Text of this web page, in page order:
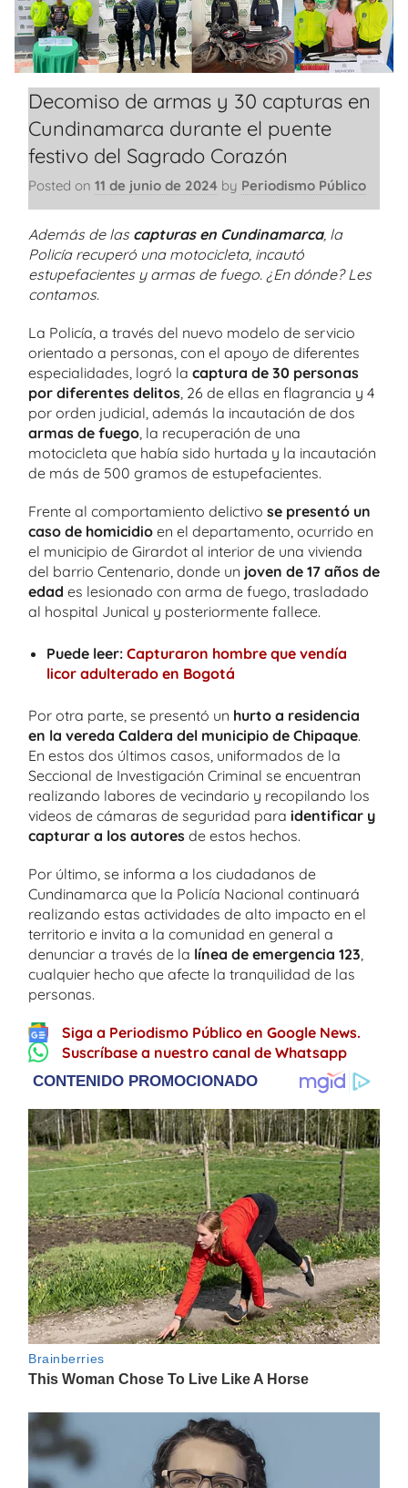
Decomiso de armas y 30 capturas en
Cundinamarca durante el puente
festivo del Sagrado Corazón
Posted on 11 de junio de 2024 by Periodismo Público
Además de las capturas en Cundinamarca, la
Policía recuperó una motocicleta, incautó
estupefacientes y armas de fuego. ¿En dónde? Les
contamos.
La Policía, a través del nuevo modelo de servicio
orientado a personas, con el apoyo de diferentes
especialidades, logró la captura de 30 personas
por diferentes delitos , 26 de ellas en flagrancia y 4
por orden judicial, además la incautación de dos
armas de fuego , la recuperación de una
motocicleta que había sido hurtada y la incautación
de más de 500 gramos de estupefacientes.
Frente al comportamiento delictivo se presentó un
caso de homicidio en el departamento, ocurrido en
el municipio de Girardot al interior de una vivienda
del barrio Centenario, donde un joven de 17 años de
edad es lesionado con arma de fuego, trasladado
al hospital Junical y posteriormente fallece.
Puede leer: Capturaron hombre que vendía
licor adulterado en Bogotá
Por otra parte, se presentó un hurto a residencia
en la vereda Caldera del municipio de Chipaque.
En estos dos últimos casos, uniformados de la
Seccional de Investigación Criminal se encuentran
realizando labores de vecindario y recopilando los
videos de cámaras de seguridad para identificar y
capturar a los autores de estos hechos.
Por último, se informa a los ciudadanos de
Cundinamarca que la Policía Nacional continuará
realizando estas actividades de alto impacto en el
territorio e invita a la comunidad en general a
denunciar a través de la línea de emergencia 123
cualquier hecho que afecte la tranquilidad de las
personas.
Siga a Periodismo Público en Google News.
Suscríbase a nuestro canal de Whatsapp